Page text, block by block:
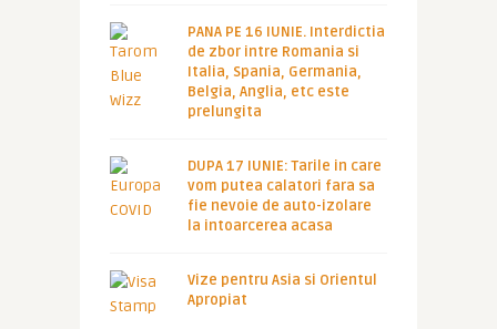
PANA PE 16 IUNIE. Interdictia
de zbor intre Romania si
Italia, Spania, Germania,
Belgia, Anglia, etc este
prelungita
DUPA 17 IUNIE: Tarile in care
vom putea calatori fara sa
fie nevoie de auto-izolare
la intoarcerea acasa
Vize pentru Asia si Orientul
Apropiat